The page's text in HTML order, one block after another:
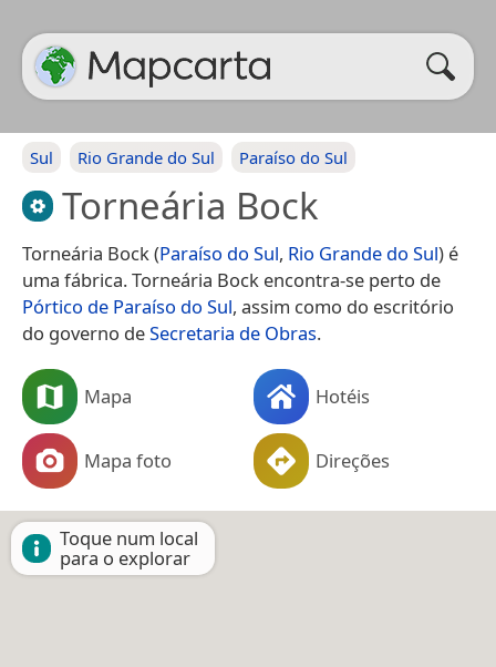
Sul Rio Grande do Sul Paraíso do Sul
Torneária Bock
Torneária Bock (Paraíso do Sul, Rio Grande do Sul) é
uma fábrica. Torneária Bock encontra-se perto de
Pórtico de Paraíso do Sul, assim como do escritório
do governo deSecretaria de Obras.
Mapa Hotéis
Mapa foto Direções
Toque num local
para o explorar